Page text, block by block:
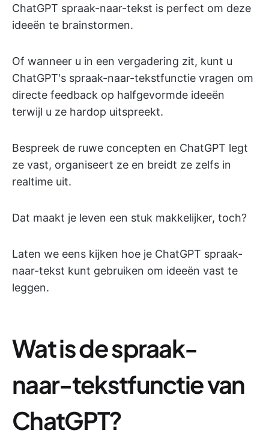
ChatGPT spraak-naar-tekst is perfect om deze
ideeën te brainstormen.
Of wanneer u in een vergadering zit, kunt u
ChatGPT's spraak-naar-tekstfunctie vragen om
directe feedback op halfgevormde ideeën
terwijl u ze hardop uitspreekt.
Bespreek de ruwe concepten en ChatGPT legt
ze vast, organiseert ze en breidt ze zelfs in
realtime uit.
Dat maakt je leven een stuk makkelijker, toch?
Laten we eens kijken hoe je ChatGPT spraak-
naar-tekst kunt gebruiken om ideeën vast te
leggen.
Wat is de spraak-
naar-tekstfunctie van
ChatGPT?